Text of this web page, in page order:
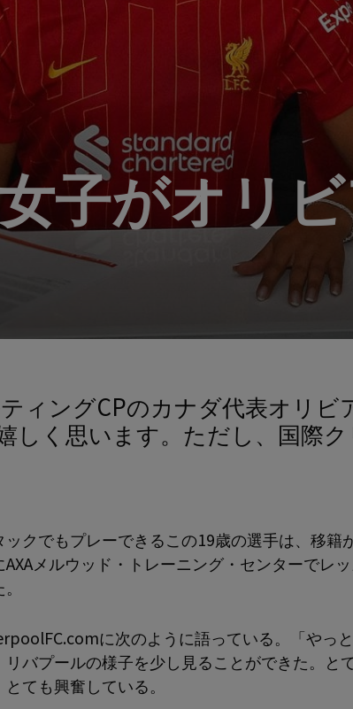
子がオリ
しく思います。ただし、国際ク
ックでもプレーできるこの19歳の選手は、移籍
メルウッド・トレーニング・センターでレ
に次のように語っている。「やっ
リバプールの様子を少し見ることができた。と
ても興奮している。